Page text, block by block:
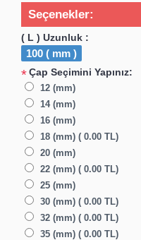
Seçenekler:
( L ) Uzunluk :
100 ( mm )
*Çap Seçimini Yapınız:
12 (mm)
14 (mm)
16 (mm)
18 (mm) ( 0.00 TL)
20 (mm)
22 (mm) ( 0.00 TL)
25 (mm)
30 (mm) ( 0.00 TL)
32 (mm) ( 0.00 TL)
35 (mm) ( 0.00 TL)